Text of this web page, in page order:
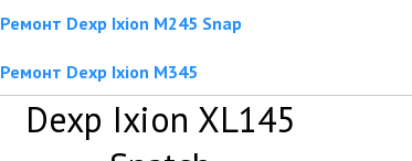
Ремонт Dexp Ixion M245 Snap
Ремонт Dexp Ixion M345
Dexp Ixion XL145